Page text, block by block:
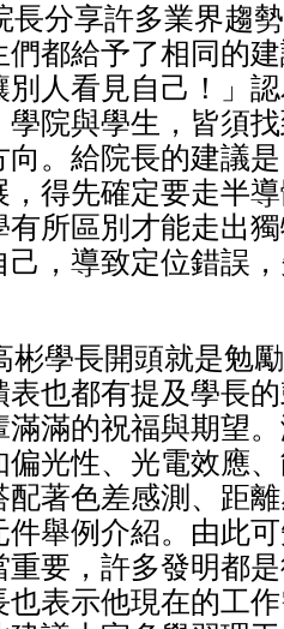
分享許多業界趨
都給予了相同的
別人看見自己！」
學院與學生，皆須
向。給院長的建議
，得先確定要走半
有所區別才能走出
，導致定位錯誤
學長開頭就是勉
也都有提及學長
滿的祝福與期望
偏光性、光電效應
著色差感測、距
件舉例介紹。由此
重要，許多發明都
也表示他現在的工